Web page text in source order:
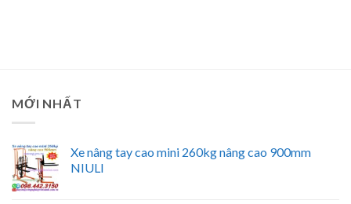
MỚI NHẤT
Xe nâng tay cao mini 260kg nâng cao 900mm
NIULI